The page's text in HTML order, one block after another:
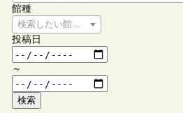
館種
検索したい館種を選択してください
投稿日
～
検索